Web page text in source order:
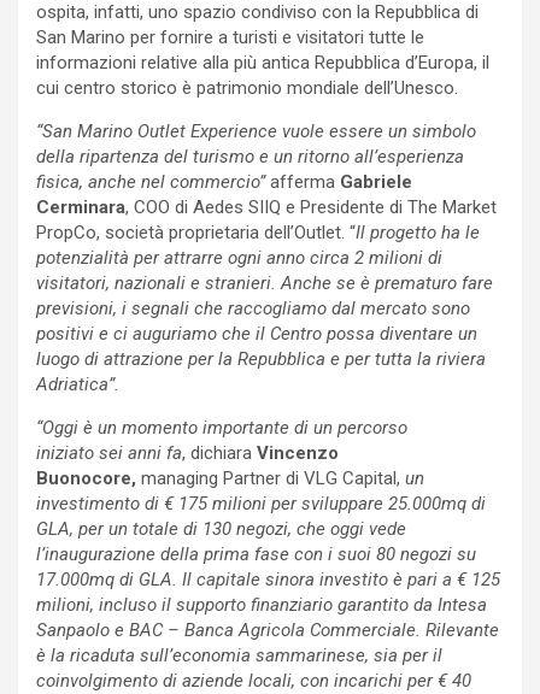
ospita, infatti, uno spazio condiviso con la Repubblica di
San Marino per fornire a turisti e visitatori tutte le
informazioni relative alla più antica Repubblica d’Europa, il
cui centro storico è patrimonio mondiale dell’Unesco.
“San Marino Outlet Experience vuole essere un simbolo
della ripartenza del turismo e un ritorno all’esperienza
fisica, anche nel commercio”afferma Gabriele
Cerminara, COO di Aedes SIIQ e Presidente di The Market
PropCo, società proprietaria dell’Outlet. “Il progetto ha le
potenzialità per attrarre ogni anno circa 2 milioni di
visitatori, nazionali e stranieri. Anche se è prematuro fare
previsioni, i segnali che raccogliamo dal mercato sono
positivi e ci auguriamo che il Centro possa diventare un
luogo di attrazione per la Repubblica e per tutta la riviera
Adriatica”.
“Oggi è un momento importante di un percorso
iniziato sei anni fa, dichiara Vincenzo
Buonocore, managing Partner di VLG Capital, un
investimento di € 175 milioni per sviluppare 25.000mq di
GLA, per un totale di 130 negozi, che oggi vede
l’inaugurazione della prima fase con i suoi 80 negozi su
17.000mq di GLA. Il capitale sinora investito è pari a € 125
milioni, incluso il supporto finanziario garantito da Intesa
Sanpaolo e BAC – Banca Agricola Commerciale. Rilevante
è la ricaduta sull’economia sammarinese, sia per il
coinvolgimento di aziende locali, con incarichi per € 40